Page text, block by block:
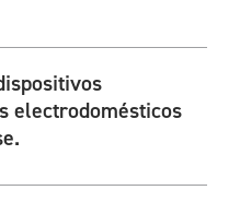
electrodomésticos